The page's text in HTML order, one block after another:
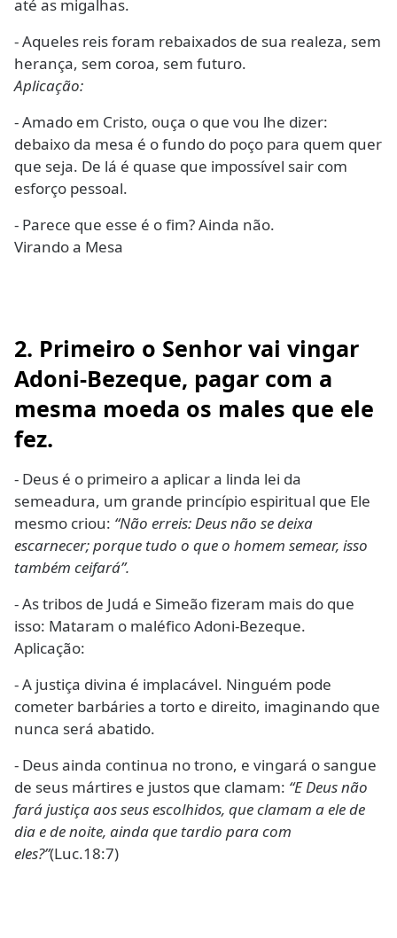
até as migalhas.
- Aqueles reis foram rebaixados de sua realeza, sem
herança, sem coroa, sem futuro.
Aplicação:
- Amado em Cristo, ouça o que vou lhe dizer:
debaixo da mesa é o fundo do poço para quem quer
que seja. De lá é quase que impossível sair com
esforço pessoal.
- Parece que esse é o fim? Ainda não.
Virando a Mesa
2. Primeiro o Senhor vai vingar
Adoni-Bezeque, pagar com a
mesma moeda os males que ele
fez.
- Deus é o primeiro a aplicar a linda lei da
semeadura, um grande princípio espiritual que Ele
mesmo criou: “Não erreis: Deus não se deixa
escarnecer; porque tudo o que o homem semear, isso
também ceifará”.
- As tribos de Judá e Simeão fizeram mais do que
isso: Mataram o maléfico Adoni-Bezeque.
Aplicação:
- A justiça divina é implacável. Ninguém pode
cometer barbáries a torto e direito, imaginando que
nunca será abatido.
- Deus ainda continua no trono, e vingará o sangue
de seus mártires e justos que clamam: “E Deus não
fará justiça aos seus escolhidos, que clamam a ele de
dia e de noite, ainda que tardio para com
eles?”(Luc.18:7)